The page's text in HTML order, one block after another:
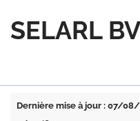
SELARL
Dernière mise à jour : 07/